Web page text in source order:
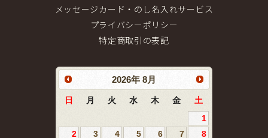
メッセージカード・のし名入れサービス
プライバシーポリシー
特定商取引の表記
2026年 8月
日 月 火 水 木 金
土
1
2
3 4 5 6 7 8